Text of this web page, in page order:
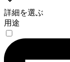
詳細を選ぶ
用途